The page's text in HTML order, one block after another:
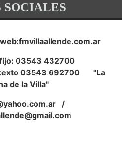
SOCIALES
03543 432700
texto 03543 692700 "La
de la Villa"
/